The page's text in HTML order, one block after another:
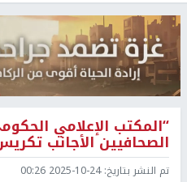
“المكتب الإعلامي
الصحافيين الأجانب
تم النشر بتاريخ:2025-10-24 00:26